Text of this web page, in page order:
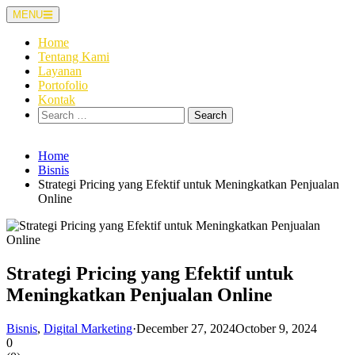
Skip
to
content
MENU
Home
Tentang Kami
Layanan
Portofolio
Kontak
Search
for:
Home
Bisnis
Strategi Pricing yang Efektif untuk Meningkatkan Penjualan
Online
Strategi Pricing yang Efektif untuk
Meningkatkan Penjualan Online
Bisnis, Digital Marketing·December 27, 2024October 9, 2024
0